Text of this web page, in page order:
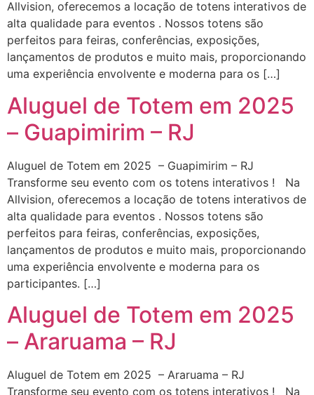
Allvision, oferecemos a locação de totens interativos de
alta qualidade para eventos . Nossos totens são
perfeitos para feiras, conferências, exposições,
lançamentos de produtos e muito mais, proporcionando
uma experiência envolvente e moderna para os […]
Aluguel de Totem em 2025
– Guapimirim – RJ
Aluguel de Totem em 2025 – Guapimirim – RJ
Transforme seu evento com os totens interativos ! Na
Allvision, oferecemos a locação de totens interativos de
alta qualidade para eventos . Nossos totens são
perfeitos para feiras, conferências, exposições,
lançamentos de produtos e muito mais, proporcionando
uma experiência envolvente e moderna para os
participantes. […]
Aluguel de Totem em 2025
– Araruama – RJ
Aluguel de Totem em 2025 – Araruama – RJ
Transforme seu evento com os totens interativos ! Na